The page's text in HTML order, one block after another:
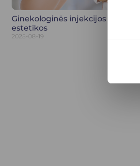
Ginekologinės injekcijos ne tik dėl
estetikos
2025-08-19